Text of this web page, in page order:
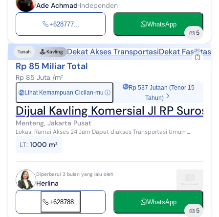
Ade Achmad Independen
+628777... WhatsApp
5
Tanah Kavling Dekat Akses TransportasiDekat Fasilitas
Rp 85 Miliar Total
Rp 85 Juta /m²
Rp Lihat Kemampuan Cicilan-mu ⓘ
Rp 537 Jutaan (Tenor 15
Tahun)
Dijual Kavling Komersial Jl RP
Menteng, Jakarta Pusat
Lokasi Ramai Akses 24 Jam Dapat diakses Transportasi Umum
dengan RS Cikini Primay...
LT: 1000 m²
Diperbarui 3 bulan yang lalu oleh
Herlina
+628788... WhatsApp
5